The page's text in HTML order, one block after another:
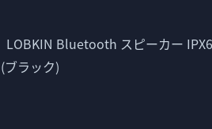
LOBKIN Bluetooth スピーカー
ブラック)